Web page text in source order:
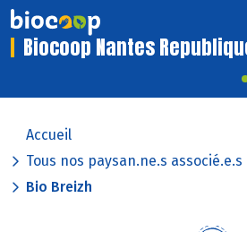
Biocoop Nantes
Accueil
Tous nos paysan.ne.s associé.e.s
Bio Breizh